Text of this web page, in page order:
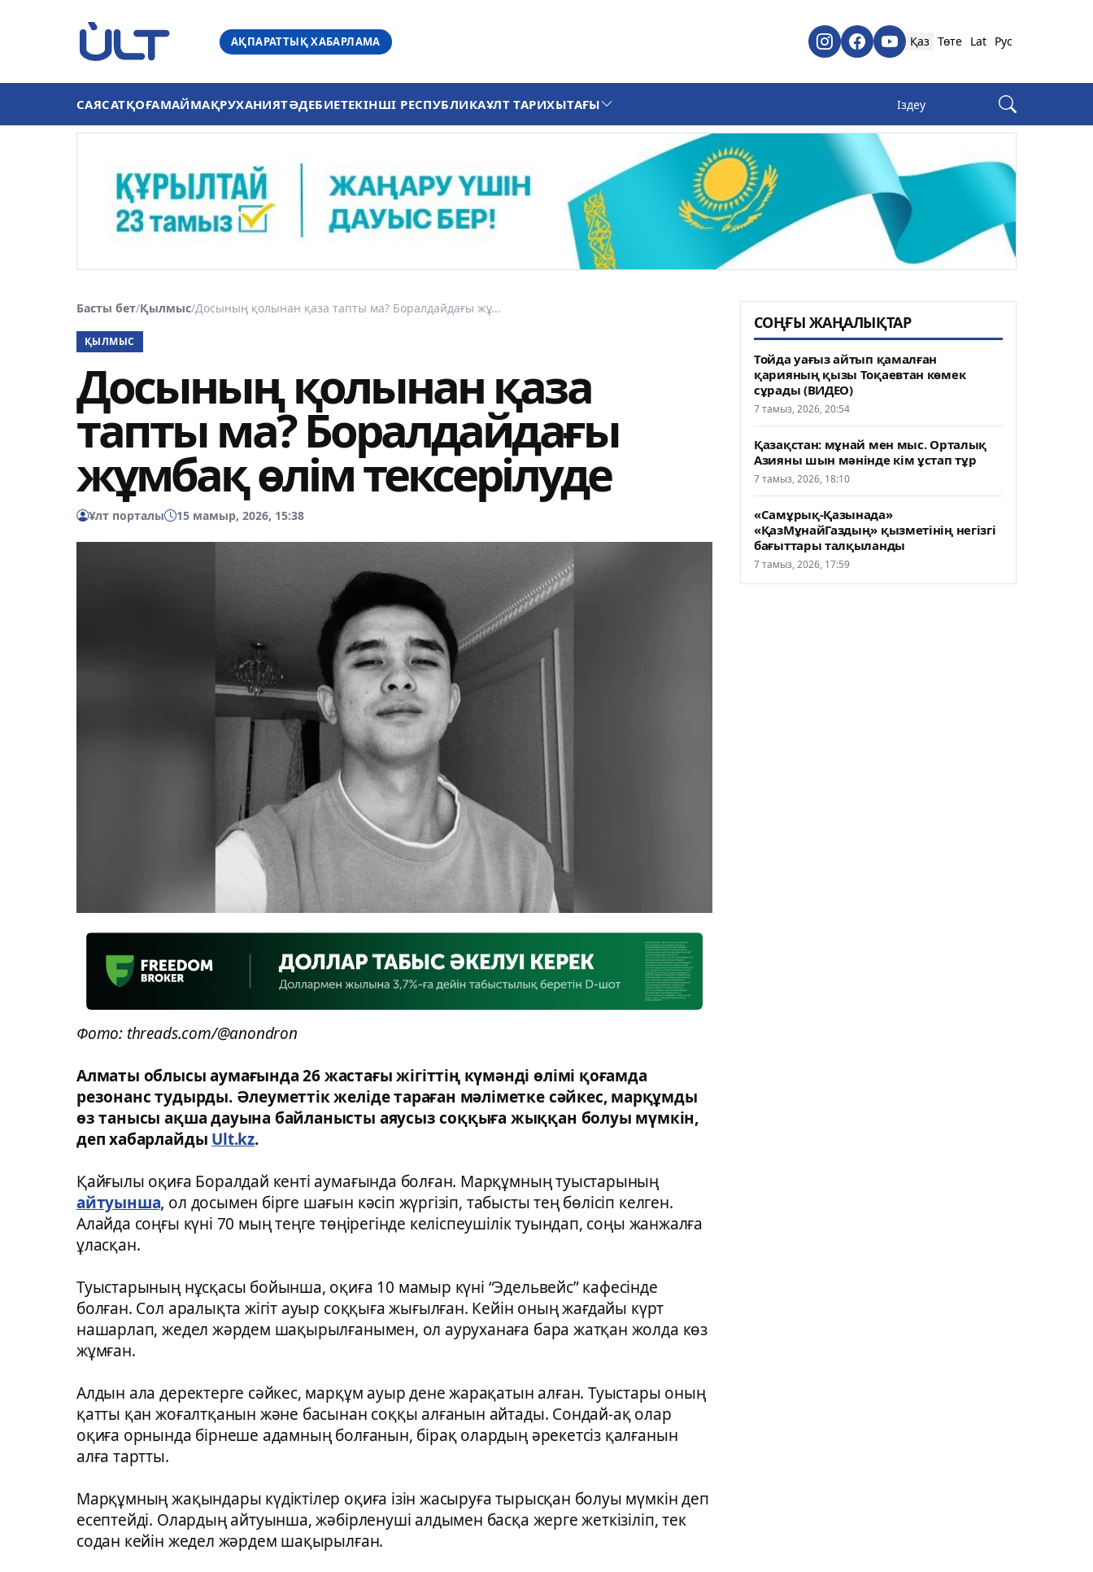
АҚПАРАТТЫҚ ХАБАРЛАМА Қаз Төте Lat Рус
САЯСАТҚОҒАМАЙМАҚРУХАНИЯТӘДЕБИЕТЕКІНШІ РЕСПУБЛИКАҰЛТ ТАРИХЫТАҒЫ
Басты бет/Қылмыс/Досының қолынан қаза тапты ма? Боралдайдағы жұ...
ҚЫЛМЫС
Досының қолынан қаза
тапты ма? Боралдайдағы
жұмбақ өлім тексерілуде
Ұлт порталы 15 мамыр, 2026, 15:38
Фото: threads.com/@anondron
Алматы облысы аумағында 26 жастағы жігіттің күмәнді өлімі қоғамда
резонанс тудырды. Әлеуметтік желіде тараған мәліметке сәйкес, марқұмды
өз танысы ақша дауына байланысты аяусыз соққыға жыққан болуы мүмкін,
деп хабарлайды Ult.kz.
Қайғылы оқиға Боралдай кенті аумағында болған. Марқұмның туыстарының
айтуынша, ол досымен бірге шағын кәсіп жүргізіп, табысты тең бөлісіп келген.
Алайда соңғы күні 70 мың теңге төңірегінде келіспеушілік туындап, соңы жанжалға
ұласқан.
Туыстарының нұсқасы бойынша, оқиға 10 мамыр күні “Эдельвейс” кафесінде
болған. Сол аралықта жігіт ауыр соққыға жығылған. Кейін оның жағдайы күрт
нашарлап, жедел жәрдем шақырылғанымен, ол ауруханаға бара жатқан жолда көз
жұмған.
Алдын ала деректерге сәйкес, марқұм ауыр дене жарақатын алған. Туыстары оның
қатты қан жоғалтқанын және басынан соққы алғанын айтады. Сондай-ақ олар
оқиға орнында бірнеше адамның болғанын, бірақ олардың әрекетсіз қалғанын
алға тартты.
Марқұмның жақындары күдіктілер оқиға ізін жасыруға тырысқан болуы мүмкін деп
есептейді. Олардың айтуынша, жәбірленуші алдымен басқа жерге жеткізіліп, тек
содан кейін жедел жәрдем шақырылған.
СОҢҒЫ ЖАҢАЛЫҚТАР
Тойда уағыз айтып қамалған
қарияның қызы Тоқаевтан көмек
сұрады (ВИДЕО)
7 тамыз, 2026, 20:54
Қазақстан: мұнай мен мыс. Орталық
Азияны шын мәнінде кім ұстап тұр
7 тамыз, 2026, 18:10
«Самұрық-Қазынада»
«ҚазМұнайГаздың» қызметінің негізгі
бағыттары талқыланды
7 тамыз, 2026, 17:59